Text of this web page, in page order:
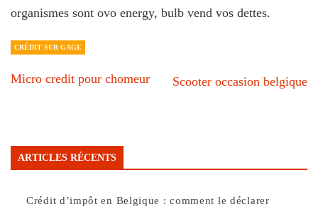
organismes sont ovo energy, bulb vend vos dettes.
CRÉDIT SUR GAGE
Micro credit pour chomeur Scooter occasion belgique
ARTICLES RÉCENTS
Crédit d’impôt en Belgique : comment le déclarer